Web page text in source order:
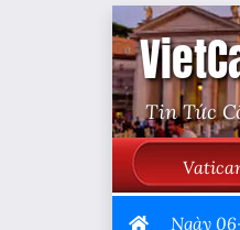
Tin Tức
Ngày